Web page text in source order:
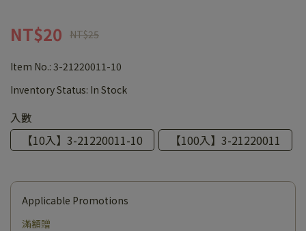
NT$20 NT$25
Item No.: 3-21220011-10
Inventory Status: In Stock
入數
【10入】3-21220011-10
【100入】3-21220011
Applicable Promotions
滿額贈